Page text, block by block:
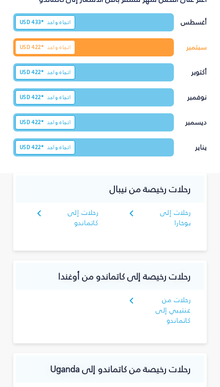
أغسطس اتجاه واحد USD433*
سبتمبر اتجاه واحد USD422*
أكتوبر اتجاه واحد USD422*
نوفمبر اتجاه واحد USD422*
ديسمبر اتجاه واحد USD422*
يناير اتجاه واحد USD422*
رحلات رخيصة من نيبال
رحلات إلى
بوخارا
رحلات إلى
كاتماندو
رحلات رخيصة إلى كاتماندو من أوغندا
رحلات من
عنتيبي إلى
كاتماندو
رحلات رخيصة من كاتماندو إلى Uganda